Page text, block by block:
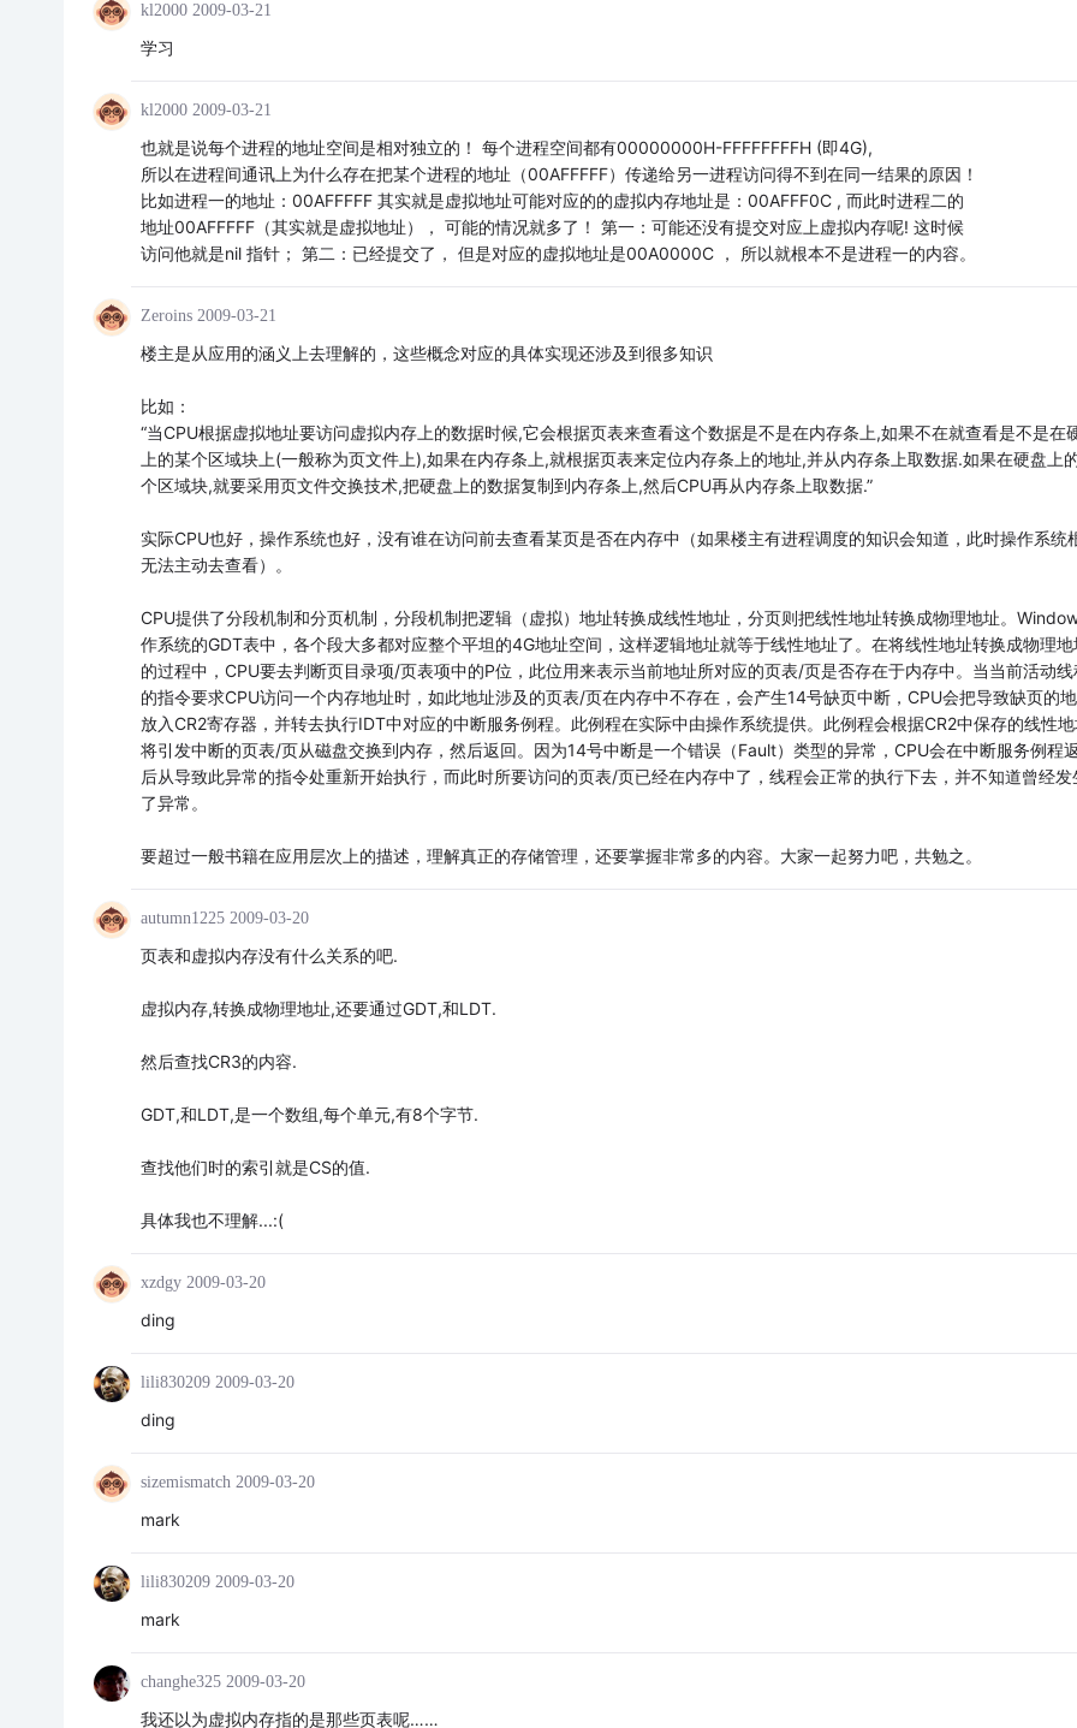
kl2000 2009-03-21
学习
kl2000 2009-03-21
也就是说每个进程的地址空间是相对独立的！ 每个进程空间都有00000000H-FFFFFFFFH (即4G),
所以在进程间通讯上为什么存在把某个进程的地址（00AFFFFF）传递给另一进程访问得不到在同一结果的原因！
比如进程一的地址：00AFFFFF 其实就是虚拟地址可能对应的的虚拟内存地址是：00AFFF0C , 而此时进程二的
地址00AFFFFF（其实就是虚拟地址）， 可能的情况就多了！ 第一：可能还没有提交对应上虚拟内存呢! 这时候
访问他就是nil 指针； 第二：已经提交了， 但是对应的虚拟地址是00A0000C ， 所以就根本不是进程一的内容。
Zeroins 2009-03-21
楼主是从应用的涵义上去理解的，这些概念对应的具体实现还涉及到很多知识
比如：
“当CPU根据虚拟地址要访问虚拟内存上的数据时候,它会根据页表来查看这个数据是不是在内存条上,如果不在就查看是不是在
上的某个区域块上(一般称为页文件上),如果在内存条上,就根据页表来定位内存条上的地址,并从内存条上取数据.如果在硬盘上
个区域块,就要采用页文件交换技术,把硬盘上的数据复制到内存条上,然后CPU再从内存条上取数据.”
实际CPU也好，操作系统也好，没有谁在访问前去查看某页是否在内存中（如果楼主有进程调度的知识会知道，此时操作系统
无法主动去查看）。
CPU提供了分段机制和分页机制，分段机制把逻辑（虚拟）地址转换成线性地址，分页则把线性地址转换成物理地址。
作系统的GDT表中，各个段大多都对应整个平坦的4G地址空间，这样逻辑地址就等于线性地址了。在将线性地址转换成物理地
的过程中，CPU要去判断页目录项/页表项中的P位，此位用来表示当前地址所对应的页表/页是否存在于内存中。当当前活动线
的指令要求CPU访问一个内存地址时，如此地址涉及的页表/页在内存中不存在，会产生14号缺页中断，CPU会把导致缺页的
放入CR2寄存器，并转去执行IDT中对应的中断服务例程。此例程在实际中由操作系统提供。此例程会根据CR2中保存的线性
将引发中断的页表/页从磁盘交换到内存，然后返回。因为14号中断是一个错误（Fault）类型的异常，CPU会在中断服务例程
后从导致此异常的指令处重新开始执行，而此时所要访问的页表/页已经在内存中了，线程会正常的执行下去，并不知道曾经发
了异常。
要超过一般书籍在应用层次上的描述，理解真正的存储管理，还要掌握非常多的内容。大家一起努力吧，共勉之。
autumn1225 2009-03-20
页表和虚拟内存没有什么关系的吧.
虚拟内存,转换成物理地址,还要通过GDT,和LDT.
然后查找CR3的内容.
GDT,和LDT,是一个数组,每个单元,有8个字节.
查找他们时的索引就是CS的值.
具体我也不理解...:(
xzdgy 2009-03-20
ding
lili830209 2009-03-20
ding
sizemismatch 2009-03-20
mark
lili830209 2009-03-20
mark
changhe325 2009-03-20
我还以为虚拟内存指的是那些页表呢……